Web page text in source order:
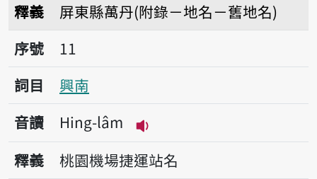
釋義
屏東縣萬丹(附錄－地名－舊地名)
序號11興南
序號
11
詞目
興南
音讀
Hing-lâm
播放音讀Hing-lâm
釋義
桃園機場捷運站名